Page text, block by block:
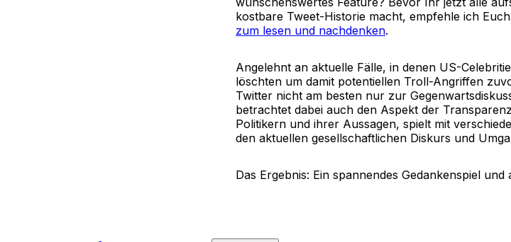
kostbare Tweet-Historie macht, empfehle ich Euch
zum lesen und nachdenken.
Angelehnt an aktuelle Fälle, in denen US-
löschten um damit potentiellen Troll-Angriffen
Twitter nicht am besten nur zur
betrachtet dabei auch den Aspekt der
Politikern und ihrer Aussagen, spielt mit
den aktuellen gesellschaftlichen Diskurs und
Das Ergebnis: Ein spannendes Gedankenspiel